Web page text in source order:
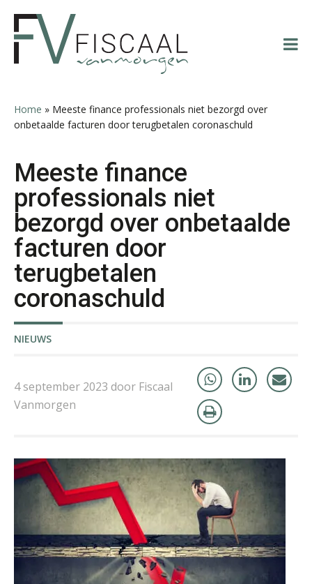
hoofdnavigatie
hoofd
eerste
voettekst
Home » Meeste finance professionals niet bezorgd over
onbetaalde facturen door terugbetalen coronaschuld
Meeste finance
professionals niet
bezorgd over onbetaalde
facturen door
terugbetalen
coronaschuld
NIEUWS
4 september 2023 door Fiscaal
Vanmorgen
Rohalt Janssens
Wilbert Nieuwenhuizen
Teunis van den Berg
Heleen Elbert